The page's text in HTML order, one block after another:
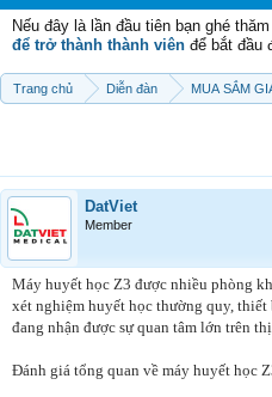
Nếu đây là lần đầu tiên bạn ghé
để trở thành thành viên để bắt đầu
Trang chủ Diễn đàn MUA SẮM
DatViet
Member
Máy huyết học Z3 được nhiều phòng
xét nghiệm huyết học thường quy,
đang nhận được sự quan tâm lớn trên
Đánh giá tổng quan về máy huyết học